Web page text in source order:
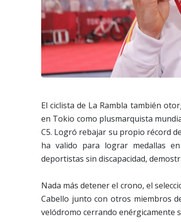
El ciclista de La Rambla también
en Tokio como plusmarquista
C5. Logró rebajar su propio récord
ha valido para lograr medallas
deportistas sin discapacidad,
Nada más detener el crono, el
Cabello junto con otros miembros
velódromo cerrando enérgicamente